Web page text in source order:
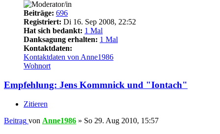
Beiträge: 696
Registriert: Di 16. Sep 2008, 22:52
Hat sich bedankt: 1 Mal
Danksagung erhalten: 1 Mal
Kontaktdaten:
Kontaktdaten von Anne1986
Wohnort
Empfehlung: Jens Kommnick und "Iontach"
Zitieren
Beitrag von Anne1986 » So 29. Aug 2010, 15:57